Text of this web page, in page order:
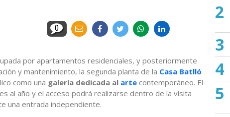
0
por apartamentos residenciales, y posteriormente
y mantenimiento, la segunda planta de la Casa Batlló
como una galería dedicada al arte contemporáneo. El
al año y el acceso podrá realizarse dentro de la visita
una entrada independiente.
2
3
4
5